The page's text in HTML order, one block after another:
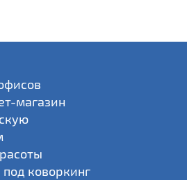
магазин
коворкинг